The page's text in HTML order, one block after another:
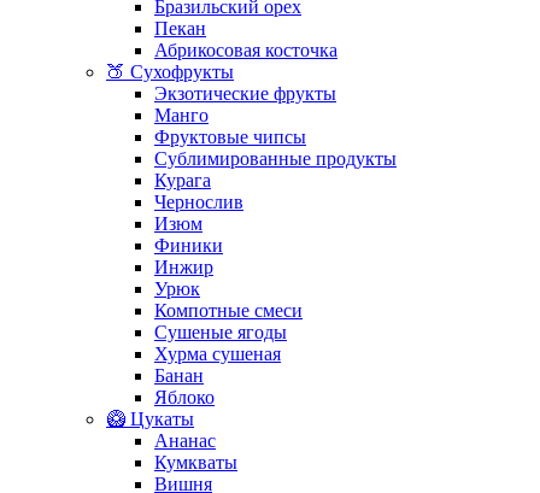
Бразильский орех
Пекан
Абрикосовая косточка
🍑 Сухофрукты
Экзотические фрукты
Манго
Фруктовые чипсы
Сублимированные продукты
Курага
Чернослив
Изюм
Финики
Инжир
Урюк
Компотные смеси
Сушеные ягоды
Хурма сушеная
Банан
Яблоко
🥝 Цукаты
Ананас
Кумкваты
Вишня